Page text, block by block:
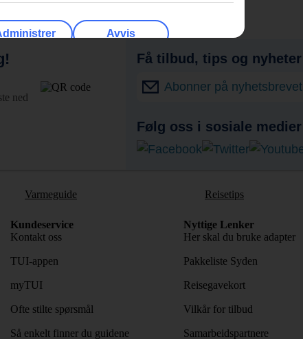
ned
Få tilbud, tips og nyheter
Abonner på nyhetsbrevet
Følg oss i sosiale medier
Varmeguide Reisetips
Kundeservice
Kontakt oss
TUI-appen
myTUI
Ofte stilte spørsmål
Så enkelt finner du guidene
Nyttige Lenker
Her skal du bruke adapter
Pakkeliste Syden
Reisegavekort
Vilkår for tilbud
Samarbeidspartnere
Avvis